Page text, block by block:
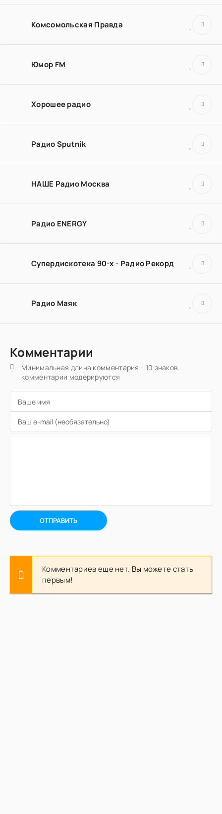
Комсомольская Правда
Юмор FM
Хорошее радио
Радио Sputnik
НАШЕ Радио Москва
Радио ENERGY
Супердискотека 90-х - Радио Рекорд
Радио Маяк
Комментарии
Минимальная длина комментария - 10 знаков.
комментарии модерируются
ОТПРАВИТЬ
Комментариев еще нет. Вы можете стать
первым!